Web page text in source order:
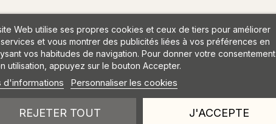
Web utilise ses propres cookies et ceux de tiers pour améliorer
et vous montrer des publicités liées à vos préférences en
vos habitudes de navigation. Pour donner votre consentement
utilisation, appuyez sur le bouton Accepter.
d'informations Personnaliser les cookies
REJETER TOUT J'ACCEPTE